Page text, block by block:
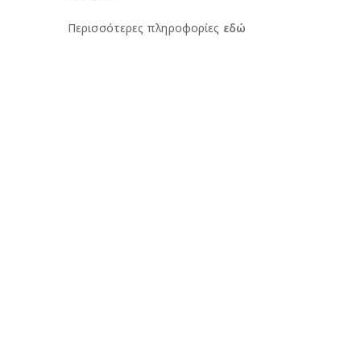
Περισσότερες πληροφορίες εδώ